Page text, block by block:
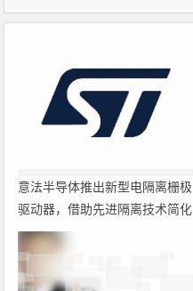
意法半导体推出新型电隔离栅极
驱动器，借助先进隔离技术简化
电源设计